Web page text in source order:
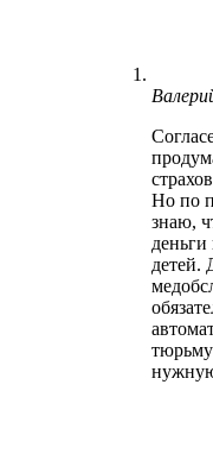
Но по
знаю,
деньги
детей.